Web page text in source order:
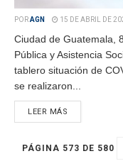
PORAGN 15 DE ABRIL DE
Ciudad de Guatemala,
Pública y Asistencia
tablero situación de
se realizaron...
LEER MÁS
PÁGINA 573 DE 580